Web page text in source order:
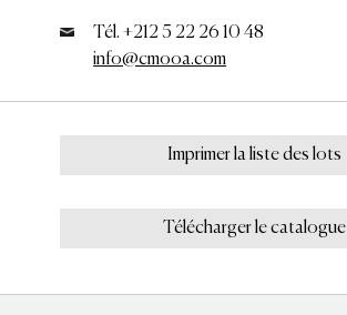
Tél. +212 5 22 26 10 48
info@cmooa.com
Imprimer la liste des lots
Télécharger le catalogue